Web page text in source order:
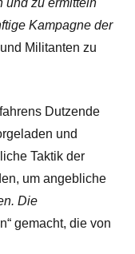
und zu ermitteln
Kampagne der
Militanten zu
Dutzende
und
Taktik der
um angebliche
Die
gemacht, die von